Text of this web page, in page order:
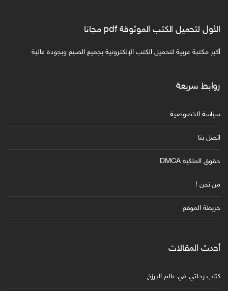
الأول لتحميل الكتب الموثوقة pdf مجانا
أكبر مكتبة عربية لتحميل الكتب الإلكترونية بجميع الصيغ وبجودة عالية
روابط سريعة
سياسة الخصوصية
اتصل بنا
حقوق الملكية DMCA
من نحن !
خريطة الموقع
أحدث المقالات
كتاب رحلتي في عالم البرزخ